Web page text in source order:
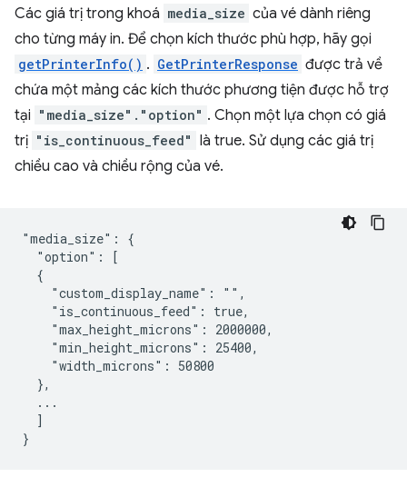
Các giá trị trong khoá media_size của vé dành riêng
cho từng máy in. Để chọn kích thước phù hợp, hãy gọi
getPrinterInfo() . GetPrinterResponse được trả về
chứa một mảng các kích thước phương tiện được hỗ trợ
tại "media_size"."option" . Chọn một lựa chọn có giá
trị "is_continuous_feed" là true. Sử dụng các giá trị
chiều cao và chiều rộng của vé.
"media_size": {
  "option": [
  {
    "custom_display_name": "",
    "is_continuous_feed": true,
    "max_height_microns": 2000000,
    "min_height_microns": 25400,
    "width_microns": 50800
  },
  ...
  ]